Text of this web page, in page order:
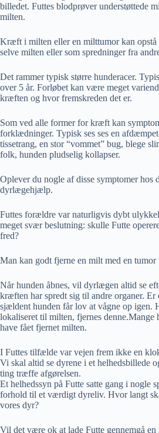
billedet. Futtes blodprøver understøttede
milten.
Kræft i milten eller en milttumor kan
selve milten eller som spredninger fra
Det rammer typisk større hunderacer.
over 5 år. Forløbet kan være meget
kræften og hvor fremskreden det er.
Som ved alle former for kræft kan
forklædninger. Typisk ses ses en
tissetrang, en stor “vommet” bug, blege
folk, hunden pludselig kollapser.
Oplever du nogle af disse symptomer hos
dyrlægehjælp.
Futtes forældre var naturligvis dybt
meget svær beslutning: skulle Futte
fred?
Man kan godt fjerne en milt med en tumor
Når hunden åbnes, vil dyrlægen altid se
kræften har spredt sig til andre organer.
sjældent hunden får lov at vågne op igen.
lokaliseret til milten, fjernes denne.Mange
have fået fjernet milten.
I Futtes tilfælde var vejen frem ikke en
Vi skal altid se dyrene i et helhedsbillede
ting træffe afgørelsen.
Et helhedssyn på Futte satte gang i nogle
forhold til et værdigt dyreliv. Hvor langt
vores dyr?
Vil det være ok at lade Futte gennemgå en